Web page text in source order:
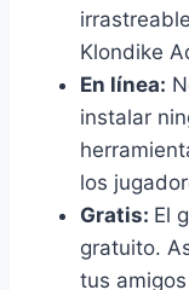
Klondike
En línea:
instalar
los
Gratis: El
gratuito.
tus